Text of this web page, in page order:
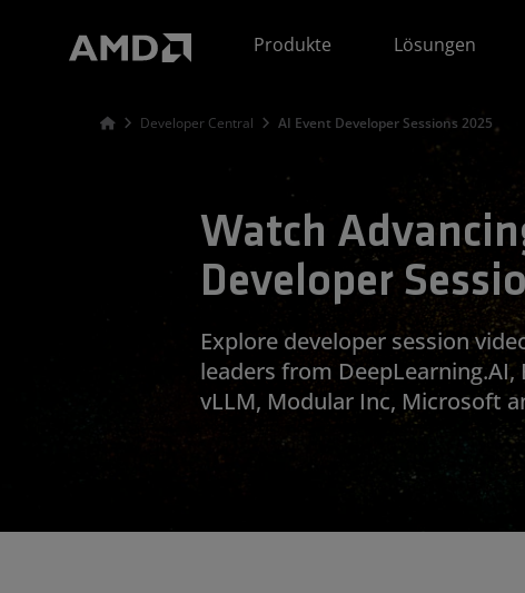
Produkte
Lösungen
Developer Central AI Event Developer Sessions 2025
Watch
Developer
Explore developer session
leaders from DeepLearning.AI,
vLLM, Modular Inc, Microsoft